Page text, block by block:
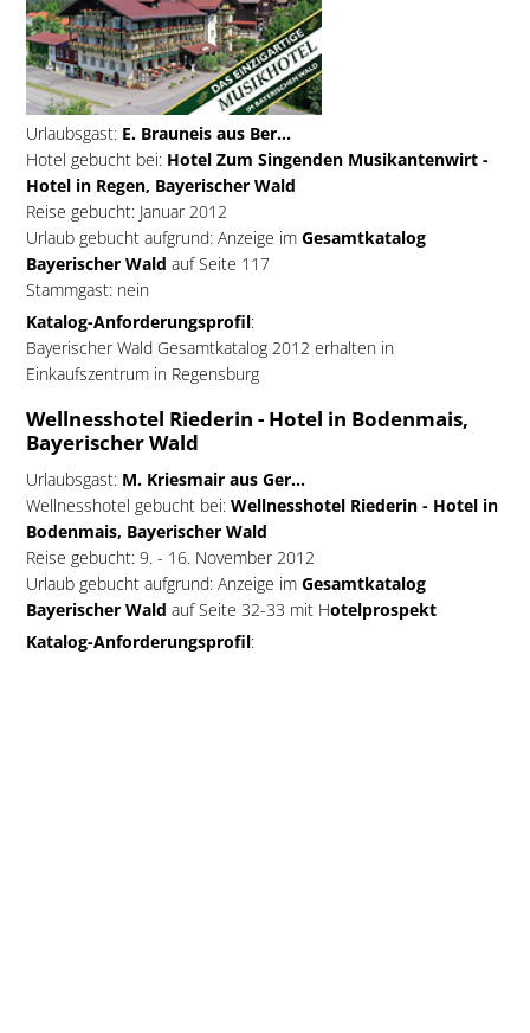
Urlaubsgast:E. Brauneis aus Ber...
Hotel gebucht bei:Hotel Zum Singenden Musikantenwirt -
Hotel in Regen, Bayerischer Wald
Reise gebucht: Januar 2012
Urlaub gebucht aufgrund: Anzeige im Gesamtkatalog
Bayerischer Wald auf Seite 117
Stammgast: nein
Katalog-Anforderungsprofil:
Bayerischer Wald Gesamtkatalog 2012 erhalten in
Einkaufszentrum in Regensburg
Wellnesshotel Riederin - Hotel in Bodenmais,
Bayerischer Wald
Urlaubsgast:M. Kriesmair aus Ger...
Wellnesshotel gebucht bei:Wellnesshotel Riederin - Hotel in
Bodenmais, Bayerischer Wald
Reise gebucht: 9. - 16. November 2012
Urlaub gebucht aufgrund: Anzeige im Gesamtkatalog
Bayerischer Wald auf Seite 32-33 mit Hotelprospekt
Katalog-Anforderungsprofil: